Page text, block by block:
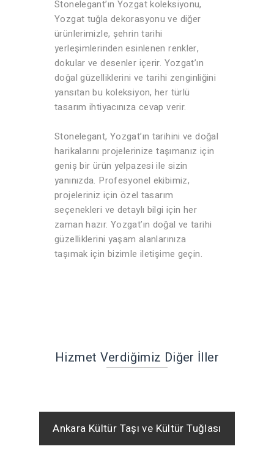
Stonelegant’ın Yozgat koleksiyonu,
Yozgat tuğla dekorasyonu ve diğer
ürünlerimizle, şehrin tarihi
yerleşimlerinden esinlenen renkler,
dokular ve desenler içerir. Yozgat’ın
doğal güzelliklerini ve tarihi zenginliğini
yansıtan bu koleksiyon, her türlü
tasarım ihtiyacınıza cevap verir.
Stonelegant, Yozgat’ın tarihini ve doğal
harikalarını projelerinize taşımanız için
geniş bir ürün yelpazesi ile sizin
yanınızda. Profesyonel ekibimiz,
projeleriniz için özel tasarım
seçenekleri ve detaylı bilgi için her
zaman hazır. Yozgat’ın doğal ve tarihi
güzelliklerini yaşam alanlarınıza
taşımak için bizimle iletişime geçin.
Hizmet Verdiğimiz Diğer İller
Ankara Kültür Taşı ve Kültür Tuğlası